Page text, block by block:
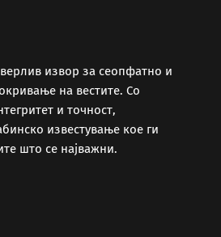
извор за сеопфатно и
на вестите. Со
и точност,
известување кое ги
што се најважни.